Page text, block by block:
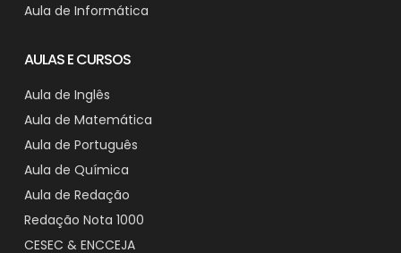
Aula de Informática
AULAS E CURSOS
Aula de Inglês
Aula de Matemática
Aula de Português
Aula de Química
Aula de Redação
Redação Nota 1000
CESEC & ENCCEJA